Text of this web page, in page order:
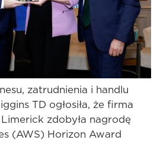
zatrudnienia i handlu
TD ogłosiła, że firma
zdobyła nagrodę
(AWS) Horizon Award